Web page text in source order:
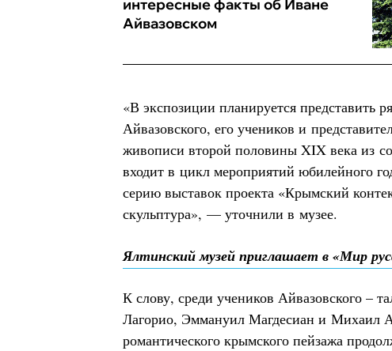
интересные факты об Иване
Айвазовском
«В экспозиции планируется представить
Айвазовского, его учеников и
живописи второй половины XIX века из
входит в цикл мероприятий юбилейного
серию выставок проекта «Крымский
скульптура», — уточнили в музее.
Ялтинский музей приглашает в «Мир
К слову, среди учеников Айвазовского –
Лагорио, Эммануил Магдесиан и Михаил
романтического крымского пейзажа